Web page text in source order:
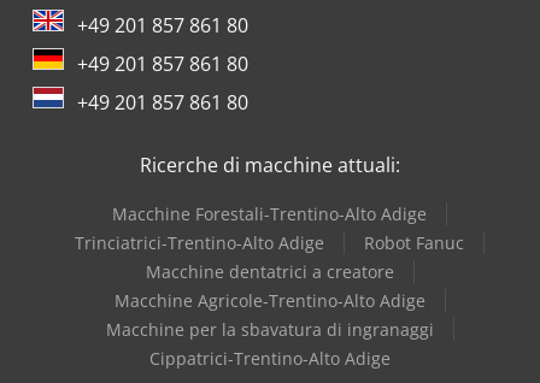
Supporto fisso rotante - diam. max. 110 mm - Supporto in
acciaio a cambio rapido con 4 inserti - Dispositivo di
sicurezza per il supporto in acciaio a cambio rapido -
Motore con freno magnetico a norma CE - Pedale con
funzione di freno a norma CE - Frizione di scorrimento -
intercambiabili - 2 centri - Manicotto di riduzione -
posteriore per trucioli - Strumento operativo Dkodpfx
Aeqwkd Usmlor
+49 201 857 861 80
+49 201 857 861 80
+49 201 857 861 80
Ricerche di macchine attuali:
Macchine Forestali-Trentino-Alto Adige
Trinciatrici-Trentino-Alto Adige
Robot Fanuc
Macchine dentatrici a creatore
Macchine Agricole-Trentino-Alto Adige
Macchine per la sbavatura di ingranaggi
Cippatrici-Trentino-Alto Adige